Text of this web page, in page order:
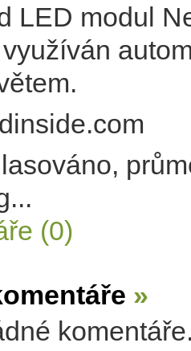
LED modul
(0)
»